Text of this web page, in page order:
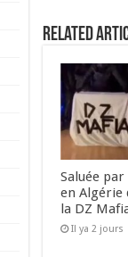
Related
Saluée
en Algérie
la DZ
Il ya 2 jours